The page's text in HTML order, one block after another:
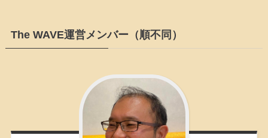
The WAVE運営メンバー（順不同）